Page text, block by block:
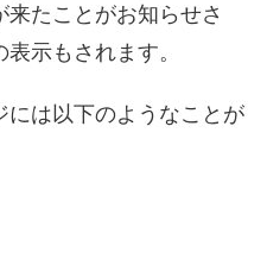
たことがお知らせさ
示もされます。
は以下のようなことが